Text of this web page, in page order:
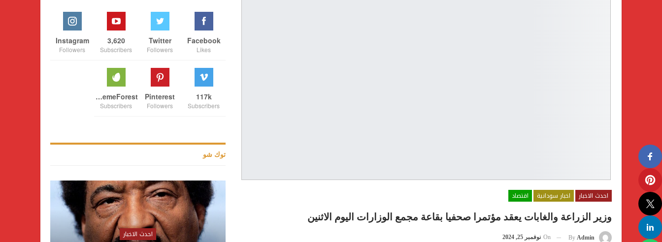
احدث الاخبار اخبار سودانية
اقتصاد
وزير الزراعة والغابات يعقد مؤتمرا صحفيا بقاعة مجمع الوزارات اليوم الاثنين
By Admin
On نوفمبر 25, 2024
Facebook
Likes
Twitter
Followers
3,620
Subscribers
Instagram
Followers
117k
Subscribers
Pinterest
Followers
ThemeForest
Subscribers
توك شو
احدث الاخبار